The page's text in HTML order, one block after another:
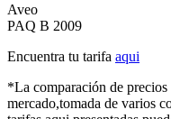
Aveo
PAQ B 2009
Encuentra tu tarifa aqui
*La comparación de precios
mercado,tomada de varios